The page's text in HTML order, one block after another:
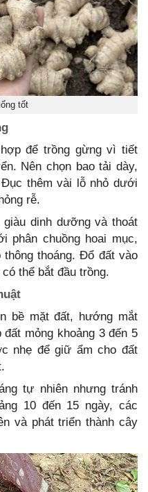
tốt
để trồng gừng vì tiết
Nên chọn bao tải dày,
thêm vài lỗ nhỏ dưới
rễ.
dinh dưỡng và thoát
phân chuồng hoai mục,
thoáng. Đổ đất vào
thể bắt đầu trồng.
bề mặt đất, hướng mắt
mỏng khoảng 3 đến 5
nhẹ để giữ ẩm cho đất
tự nhiên nhưng tránh
10 đến 15 ngày, các
và phát triển thành cây